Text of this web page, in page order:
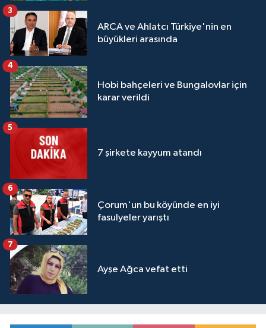
ARCA ve Ahlatcı Türkiye'nin en
büyükleri arasında
3
Hobi bahçeleri ve Bungalovlar için
karar verildi
4
7 şirkete kayyum atandı
5
Çorum'un bu köyünde en iyi
fasulyeler yarıştı
6
Ayşe Ağca vefat etti
7